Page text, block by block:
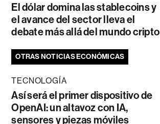
El dólar domina las stablecoins y
el avance del sector lleva el
debate más allá del mundo cripto
OTRAS NOTICIAS ECONÓMICAS
TECNOLOGÍA
Así será el primer dispositivo de
OpenAI: un altavoz con IA,
sensores y piezas móviles